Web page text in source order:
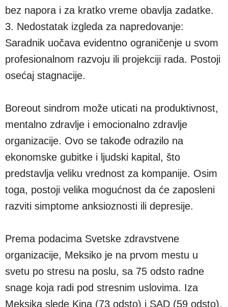
bez napora i za kratko vreme obavlja zadatke.
3. Nedostatak izgleda za napredovanje:
Saradnik uočava evidentno ograničenje u svom
profesionalnom razvoju ili projekciji rada. Postoji
osećaj stagnacije.
Boreout sindrom može uticati na produktivnost,
mentalno zdravlje i emocionalno zdravlje
organizacije. Ovo se takođe odrazilo na
ekonomske gubitke i ljudski kapital, što
predstavlja veliku vrednost za kompanije. Osim
toga, postoji velika mogućnost da će zaposleni
razviti simptome anksioznosti ili depresije.
Prema podacima Svetske zdravstvene
organizacije, Meksiko je na prvom mestu u
svetu po stresu na poslu, sa 75 odsto radne
snage koja radi pod stresnim uslovima. Iza
Meksika slede Kina (73 odsto) i SAD (59 odsto).